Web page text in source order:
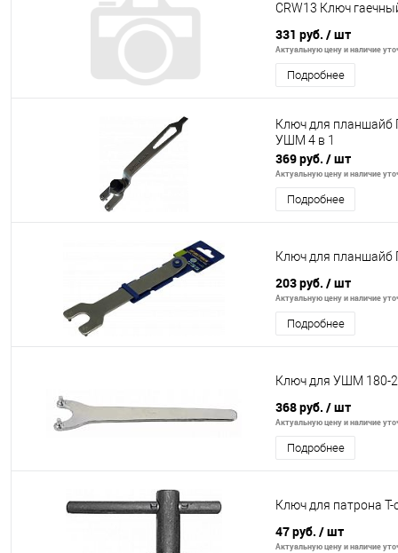
CRW13 Ключ
331 руб. / шт
Актуальную цену и наличие
Подробнее
Ключ для планшайб
УШМ 4 в 1
369 руб. / шт
Актуальную цену и наличие
Подробнее
Ключ для
203 руб. / шт
Актуальную цену и наличие
Подробнее
Ключ для УШМ 180-
368 руб. / шт
Актуальную цену и наличие
Подробнее
Ключ для патрона
47 руб. / шт
Актуальную цену и наличие